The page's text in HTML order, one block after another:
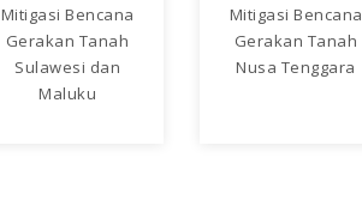
Mitigasi Bencana
Gerakan Tanah
Sulawesi dan
Maluku
Mitigasi Bencana
Gerakan Tanah
Nusa Tenggara